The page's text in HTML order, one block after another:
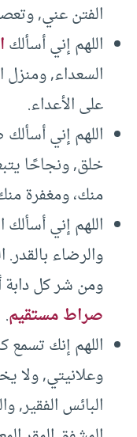
الفتن عني,
اللهم إني أسألك
السعداء, ومنزل
على الأعداء.
اللهم إني
خلق, ونجاحًا
منك، ومغفرة
اللهم إني
والرضاء
ومن شر كل دابة
صراط مستقيم.
اللهم إنك
وعلانيتي, ولا
البائس الفقير,